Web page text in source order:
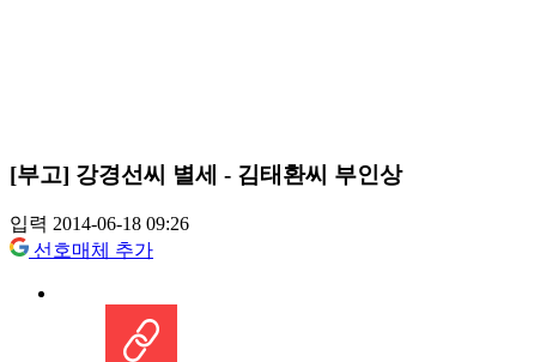
[부고] 강경선씨 별세 - 김태환씨 부인상
입력 2014-06-18 09:26
선호매체 추가